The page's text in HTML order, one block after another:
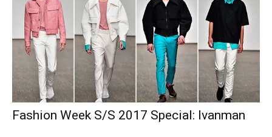
Fashion Week S/S 2017 Special: Ivanman